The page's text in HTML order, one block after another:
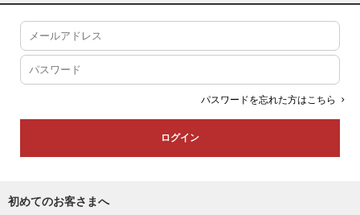
パスワードを忘れた方はこちら
初めてのお客さまへ